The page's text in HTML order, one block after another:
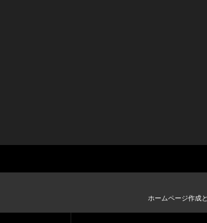
ホームページ作成